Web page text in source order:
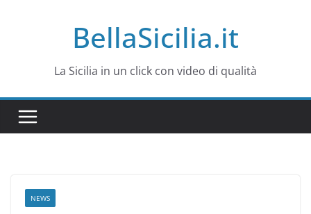
BellaSicilia.it
La Sicilia in un click con video di qualità
NEWS